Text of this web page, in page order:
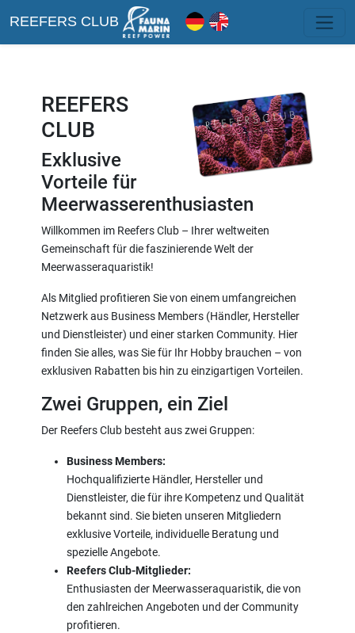
REEFERS CLUB
REEFERS
CLUB
Exklusive
Vorteile für
Meerwasserenthusiasten
Willkommen im Reefers Club – Ihrer weltweiten
Gemeinschaft für die faszinierende Welt der
Meerwasseraquaristik!
Als Mitglied profitieren Sie von einem umfangreichen
Netzwerk aus Business Members (Händler, Hersteller
und Dienstleister) und einer starken Community. Hier
finden Sie alles, was Sie für Ihr Hobby brauchen – von
exklusiven Rabatten bis hin zu einzigartigen Vorteilen.
Zwei Gruppen, ein Ziel
Der Reefers Club besteht aus zwei Gruppen:
Business Members:
Hochqualifizierte Händler, Hersteller und
Dienstleister, die für ihre Kompetenz und Qualität
bekannt sind. Sie bieten unseren Mitgliedern
exklusive Vorteile, individuelle Beratung und
spezielle Angebote.
Reefers Club-Mitglieder:
Enthusiasten der Meerwasseraquaristik, die von
den zahlreichen Angeboten und der Community
profitieren.